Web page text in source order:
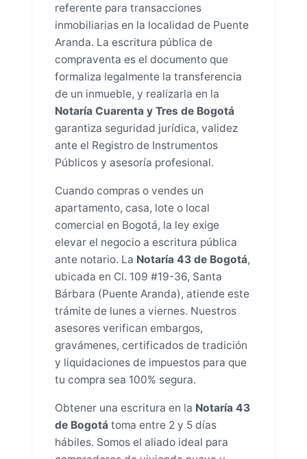
referente para transacciones
inmobiliarias en la localidad de Puente
Aranda. La escritura pública de
compraventa es el documento que
formaliza legalmente la transferencia
de un inmueble, y realizarla en la
Notaría Cuarenta y Tres de Bogotá
garantiza seguridad jurídica, validez
ante el Registro de Instrumentos
Públicos y asesoría profesional.
Cuando compras o vendes un
apartamento, casa, lote o local
comercial en Bogotá, la ley exige
elevar el negocio a escritura pública
ante notario. La Notaría 43 de Bogotá,
ubicada en Cl. 109 #19-36, Santa
Bárbara (Puente Aranda), atiende este
trámite de lunes a viernes. Nuestros
asesores verifican embargos,
gravámenes, certificados de tradición
y liquidaciones de impuestos para que
tu compra sea 100% segura.
Obtener una escritura en la Notaría 43
de Bogotá toma entre 2 y 5 días
hábiles. Somos el aliado ideal para